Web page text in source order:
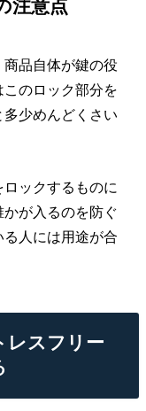
注意点
品自体が鍵の役
のロック部分を
少めんどくさい
ックするものに
が入るのを防ぐ
人には用途が合
レスフリー